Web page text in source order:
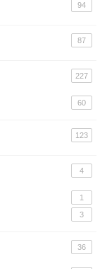
94
87
227
60
123
4
1
3
36